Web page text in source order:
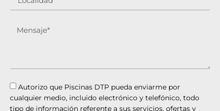
Autorizo que Piscinas DTP pueda enviarme por
cualquier medio, incluido electrónico y telefónico, todo
tipo de información referente a sus servicios, ofertas y